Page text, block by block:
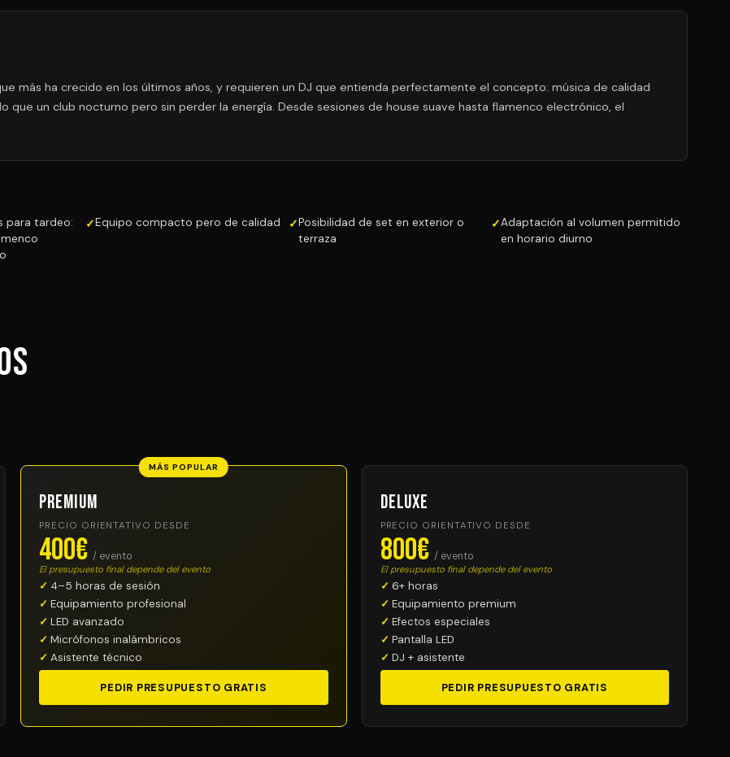
más ha crecido en los últimos años, y requieren un DJ que entienda perfectamente el concepto: música de calidad
que un club nocturno pero sin perder la energía. Desde sesiones de house suave hasta flamenco electrónico, el
para tardeo:
Equipo compacto pero de calidad
Posibilidad de set en exterior o
terraza
Adaptación al volumen permitido
en horario diurno
MÁS POPULAR
Premium
PRECIO ORIENTATIVO DESDE
400€/ evento
El presupuesto final depende del evento
4–5 horas de sesión
Equipamiento profesional
LED avanzado
Micrófonos inalámbricos
Asistente técnico
PEDIR PRESUPUESTO GRATIS
Deluxe
PRECIO ORIENTATIVO DESDE
800€ / evento
El presupuesto final depende del evento
6+ horas
Equipamiento premium
Efectos especiales
Pantalla LED
DJ + asistente
PEDIR PRESUPUESTO GRATIS